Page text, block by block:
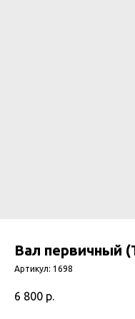
Вал первичный
Артикул: 1698
6 800 р.